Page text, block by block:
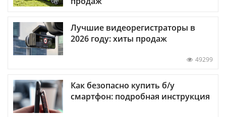
Лучшие видеорегистраторы в
2026 году: хиты продаж
49299
Как безопасно купить б/у
смартфон: подробная инструкция